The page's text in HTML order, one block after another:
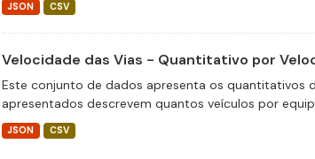
JSON CSV
Velocidade das Vias - Quantitativo por
Este conjunto de dados apresenta os quantitativos
apresentados descrevem quantos veículos por
JSON CSV